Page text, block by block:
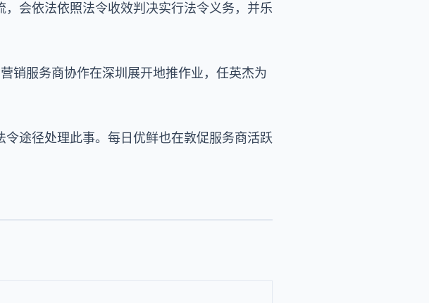
会依法依照法令收效判决实行法令义务，并乐
销服务商协作在深圳展开地推作业，任英杰为
途径处理此事。每日优鲜也在敦促服务商活跃